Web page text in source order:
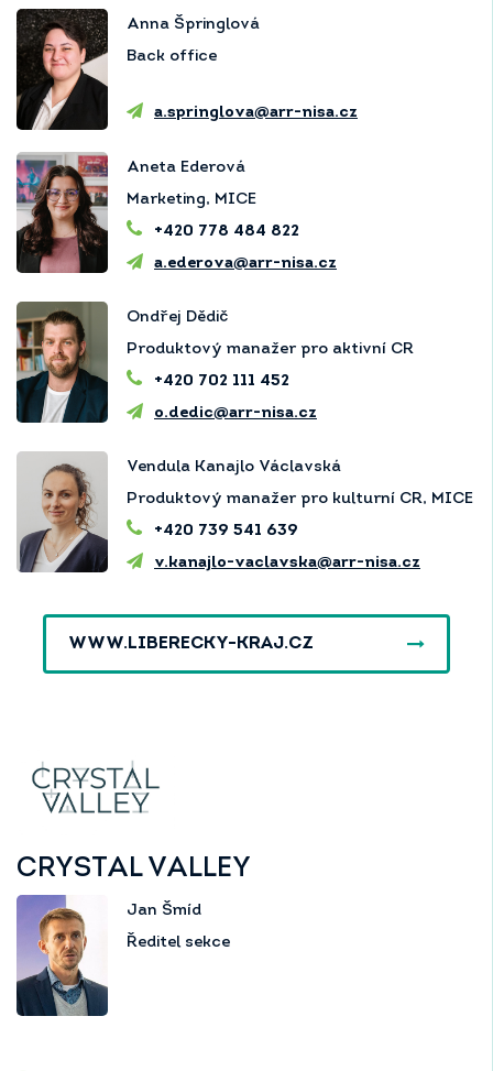
Anna Špringlová
Back office
a.springlova@arr-nisa.cz
Aneta Ederová
Marketing, MICE
+420 778 484 822
a.ederova@arr-nisa.cz
Ondřej Dědič
Produktový manažer pro aktivní CR
+420 702 111 452
o.dedic@arr-nisa.cz
Vendula Kanajlo Václavská
Produktový manažer pro kulturní CR, MICE
+420 739 541 639
v.kanajlo-vaclavska@arr-nisa.cz
WWW.LIBERECKY-KRAJ.CZ
CRYSTAL VALLEY
Jan Šmíd
Ředitel sekce